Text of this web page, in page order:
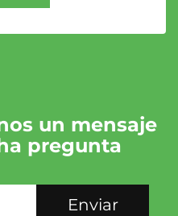
un mensaje
pregunta
Enviar